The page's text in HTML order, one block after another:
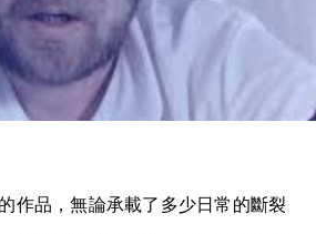
作品，無論承載了多少日常的斷裂